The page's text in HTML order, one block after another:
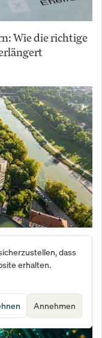
Wie die richtige
Markt noch?dass
erhalten.
Annehmen